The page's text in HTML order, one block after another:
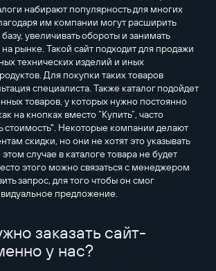
набирают популярность для многих
им компании могут расширить
увеличивать обороты и занимать
рынке. Такой сайт подходит для продажи
технических изделий и иных
Для покупки таких товаров
специалиста. Также каталог подойдет
товаров, у которых нужно постоянно
на кнопках вместо “Купить”, часто
стоимость". Некоторые компании делают
скидки, но они не хотят это указывать
случае в каталоге товара не будет
этого можно связаться с менеджером
запрос, для того чтобы он смог
предложение.
заказать сайт-
у нас?